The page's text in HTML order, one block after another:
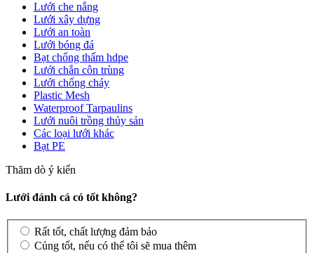
Lưới che nắng
Lưới xây dựng
Lưới an toàn
Lưới bóng đá
Bạt chống thấm hdpe
Lưới chắn côn trùng
Lưới chống cháy
Plastic Mesh
Waterproof Tarpaulins
Lưới nuôi trồng thủy sản
Các loại lưới khác
Bạt PE
Thăm dò ý kiến
Lưới đánh cá có tốt không?
Rất tốt, chất lượng đảm bảo
Củng tốt, nếu có thể tôi sẽ mua thêm